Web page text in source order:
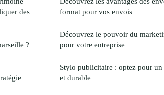
des
?
format pour vos envois
Découvrez le pouvoir du
pour votre entreprise
Stylo publicitaire : optez pour
et durable